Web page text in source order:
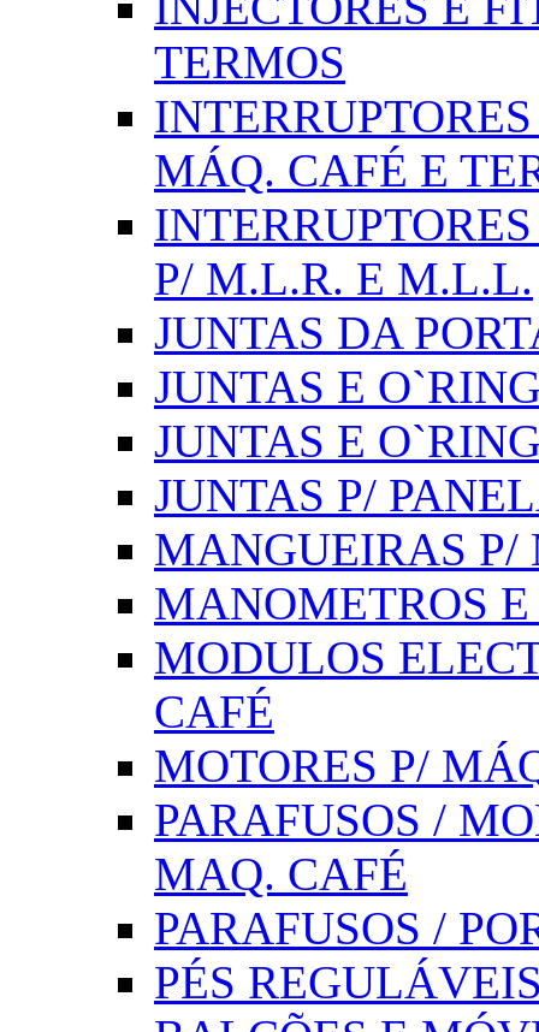
TERMOS
MÁQ. CAFÉ E
P/ M.L.R. E M.L.L.
JUNTAS DA
JUNTAS E
JUNTAS E
JUNTAS P/
MANGUEIRAS
MANOMETROS
MODULOS
CAFÉ
MOTORES P/
PARAFUSOS /
MAQ. CAFÉ
PARAFUSOS /
PÉS